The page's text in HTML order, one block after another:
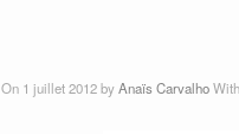
On 1 juillet 2012 byAnaïs CarvalhoWith